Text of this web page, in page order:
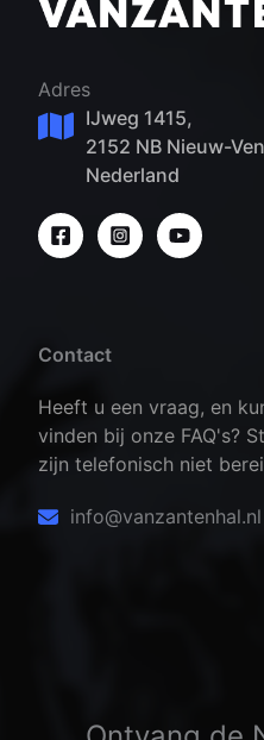
Adres
IJweg 1415,
2152 NB Nieuw-
Nederland
Contact
Heeft u een vraag, en
vinden bij onze FAQ's?
zijn telefonisch niet
info@vanzantenhal.nl